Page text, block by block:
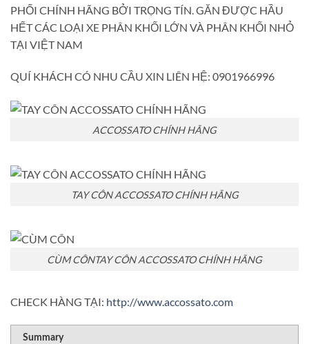
PHỐI CHÍNH HÃNG BỞI TRỌNG TÍN. GĂN ĐƯỢC HẦU
HẾT CÁC LOẠI XE PHÂN KHỐI LỚN VÀ PHÂN KHỐI NHỎ
TẠI VIỆT NAM
QUÍ KHÁCH CÓ NHU CẦU XIN LIÊN HỆ: 0901966996
ACCOSSATO CHÍNH HÃNG
TAY CÔN ACCOSSATO CHÍNH HÃNG
CÙM CÔNTAY CÔN ACCOSSATO CHÍNH HÃNG
CHECK HÀNG TẠI: http://www.accossato.com
Summary
RATING 1 star
2
3
4
5